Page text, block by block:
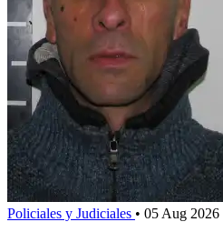
Policiales y Judiciales • 05 Aug 2026